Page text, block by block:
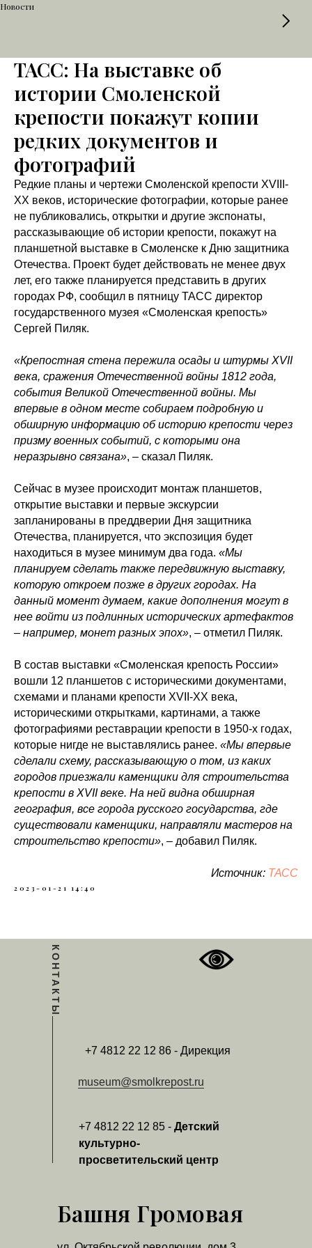
Новости
ТАСС: На выставке об
истории Смоленской
крепости покажут копии
редких документов и
фотографий
Редкие планы и чертежи Смоленской крепости XVIII-
ХХ веков, исторические фотографии, которые ранее
не публиковались, открытки и другие экспонаты,
рассказывающие об истории крепости, покажут на
планшетной выставке в Смоленске к Дню защитника
Отечества. Проект будет действовать не менее двух
лет, его также планируется представить в других
городах РФ, сообщил в пятницу ТАСС директор
государственного музея «Смоленская крепость»
Сергей Пиляк.
«Крепостная стена пережила осады и штурмы XVII
века, сражения Отечественной войны 1812 года,
события Великой Отечественной войны. Мы
впервые в одном месте собираем подробную и
обширную информацию об историю крепости через
призму военных событий, с которыми она
неразрывно связана», – сказал Пиляк.
Сейчас в музее происходит монтаж планшетов,
открытие выставки и первые экскурсии
запланированы в преддверии Дня защитника
Отечества, планируется, что экспозиция будет
находиться в музее минимум два года. «Мы
планируем сделать также передвижную выставку,
которую откроем позже в других городах. На
данный момент думаем, какие дополнения могут в
нее войти из подлинных исторических артефактов
– например, монет разных эпох», – отметил Пиляк.
В состав выставки «Смоленская крепость России»
вошли 12 планшетов с историческими документами,
схемами и планами крепости XVII-XX века,
историческими открытками, картинами, а также
фотографиями реставрации крепости в 1950-х годах,
которые нигде не выставлялись ранее. «Мы впервые
сделали схему, рассказывающую о том, из каких
городов приезжали каменщики для строительства
крепости в XVII веке. На ней видна обширная
география, все города русского государства, где
существовали каменщики, направляли мастеров на
строительство крепости», – добавил Пиляк.
Источник: ТАСС
2023-01-21 14:40
museum@smolkrepost.ru
КОНТАКТЫ
+7 4812 22 12 86 - Дирекция
+7 4812 22 12 85 - Детский
культурно-
просветительский центр
Башня Громовая